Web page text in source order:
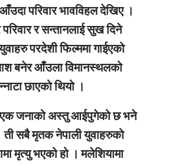
परिवार भावविहल देखिए ।
र सन्तानलाई सुख दिने
परदेशी फिल्ममा गाईएको
बनेर आँउला विमानस्थलको
छाएको थियो ।
जनाको अस्तु आईपुगेको छ भने
सबै मृतक नेपाली युवाहरुको
मृत्यु भएको हो । मलेशियामा